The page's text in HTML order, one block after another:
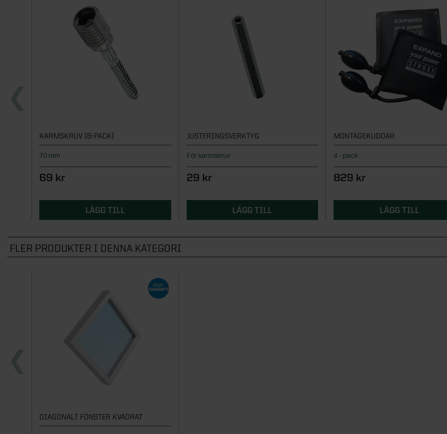
KARMSKRUV (8-PACK)
70 mm
69 kr
LÄGG TILL
JUSTERINGSVERKTYG
För karmskruv
29 kr
LÄGG TILL
MONTAGEKUDDAR
4 - pack
829 kr
LÄGG TILL
FLER PRODUKTER I DENNA KATEGORI
DIAGONALT FÖNSTER KVADRAT